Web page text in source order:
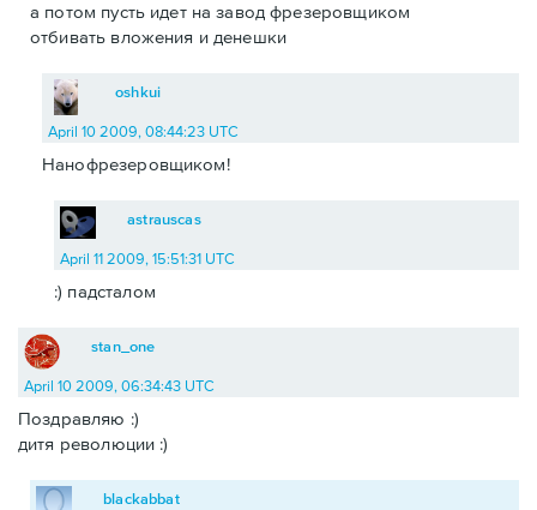
а потом пусть идет на завод фрезеровщиком
отбивать вложения и денешки
oshkui
April 10 2009, 08:44:23 UTC
Нанофрезеровщиком!
astrauscas
April 11 2009, 15:51:31 UTC
:) падсталом
stan_one
April 10 2009, 06:34:43 UTC
Поздравляю :)
дитя революции :)
blackabbat